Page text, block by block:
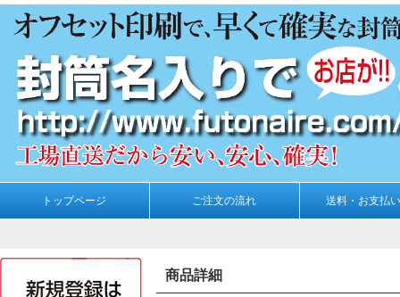
トップページ ご注文の流れ 送料・お支払
商品詳細